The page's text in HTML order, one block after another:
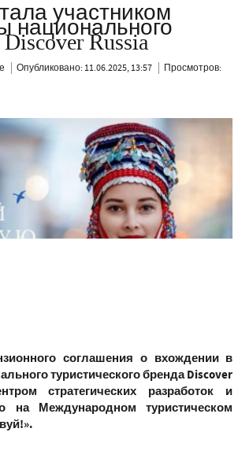
участником
национального
Russia
Опубликовано: 11.06.2025, 13:57
Просмотров:
соглашения о вхождении в
туристического бренда Discover
стратегических разработок и
на Международном туристическом